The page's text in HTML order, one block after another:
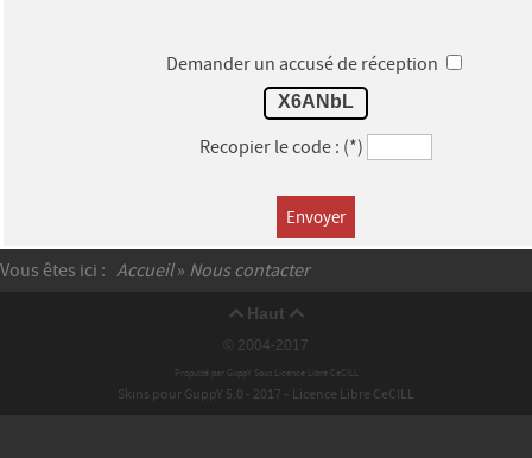
Demander un accusé de réception
X6ANbL
Recopier le code : (*)
Envoyer
Vous êtes ici : Accueil» Nous contacter
Haut 
© 2004-2017
Propulsé par GuppY Sous Licence Libre CeCILL
Skins pour GuppY 5.0 - 2017 - Licence Libre CeCILL